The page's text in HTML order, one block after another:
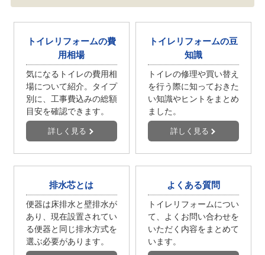
トイレリフォームの費
用相場
気になるトイレの費用相
場について紹介。タイプ
別に、工事費込みの総額
目安を確認できます。
詳しく見る
トイレリフォームの豆
知識
トイレの修理や買い替え
を行う際に知っておきた
い知識やヒントをまとめ
ました。
詳しく見る
排水芯とは
便器は床排水と壁排水が
あり、現在設置されてい
る便器と同じ排水方式を
選ぶ必要があります。
よくある質問
トイレリフォームについ
て、よくお問い合わせを
いただく内容をまとめて
います。